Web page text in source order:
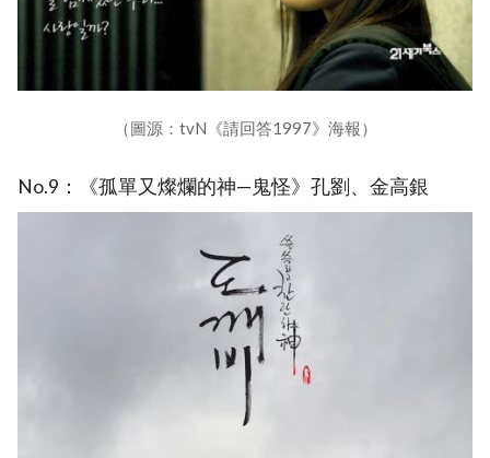
（圖源：tvN《請回答1997》海報）
No.9：《孤單又燦爛的神—鬼怪》孔劉、金高銀